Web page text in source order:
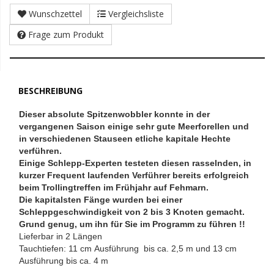
Wunschzettel
Vergleichsliste
Frage zum Produkt
BESCHREIBUNG
Dieser absolute Spitzenwobbler konnte in der
vergangenen Saison einige sehr gute Meerforellen und
in verschiedenen Stauseen etliche kapitale Hechte
verführen.
Einige Schlepp-Experten testeten diesen rasselnden, in
kurzer Frequent laufenden Verführer bereits erfolgreich
beim Trollingtreffen im Frühjahr auf Fehmarn.
Die kapitalsten Fänge wurden bei einer
Schleppgeschwindigkeit von 2 bis 3 Knoten gemacht.
Grund genug, um ihn für Sie im Programm zu führen !!
Lieferbar in 2 Längen
Tauchtiefen: 11 cm Ausführung bis ca. 2,5 m und 13 cm
Ausführung bis ca. 4 m